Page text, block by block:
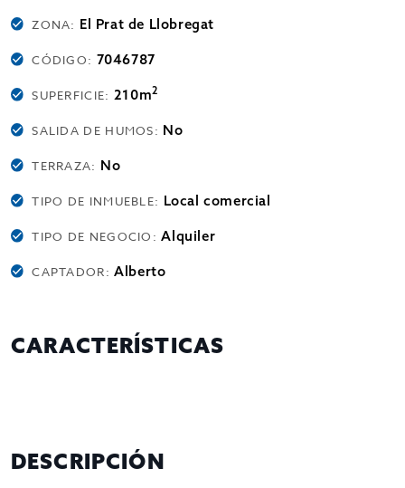
ZONA: El Prat de Llobregat
CÓDIGO: 7046787
SUPERFICIE: 210m2
SALIDA DE HUMOS: No
TERRAZA: No
TIPO DE INMUEBLE: Local comercial
TIPO DE NEGOCIO:Alquiler
CAPTADOR:Alberto
CARACTERÍSTICAS
DESCRIPCIÓN